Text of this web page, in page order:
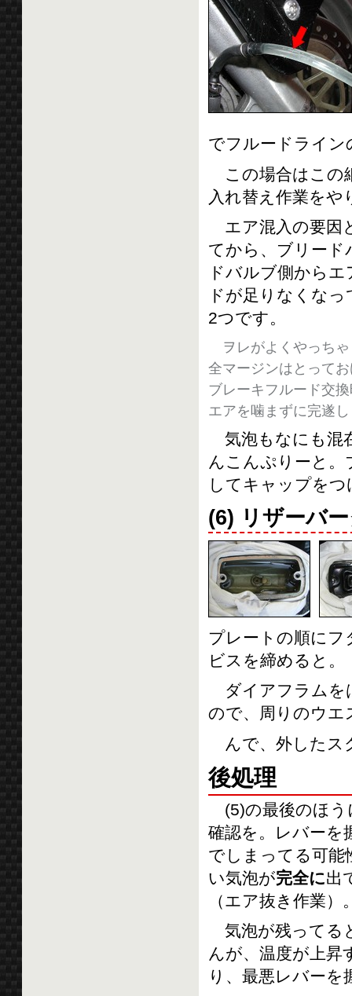
でフルードライン
この場合はこの
入れ替え作業を
エア混入の要因
てから、ブリー
ドバルブ側から
ドが足りなくな
2つです。
ヲレがよくやっちゃ
全マージンはとって
ブレーキフルード交
エアを噛まずに完遂
気泡もなにも混
んこんぷりーと
してキャップを
(6) リザーバ
プレートの順にフ
ビスを締めると。
ダイアフラムを
ので、周りのウエ
んで、外したス
後処理
(5)の最後のほう
確認を。レバーを
でしまってる可能
い気泡が完全に出
（エア抜き作業）
気泡が残ってる
んが、温度が上昇
り、最悪レバー